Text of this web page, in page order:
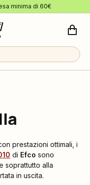
minima di 60€
prestazioni ottimali, i
di Efco sono
soprattutto alla
in uscita.